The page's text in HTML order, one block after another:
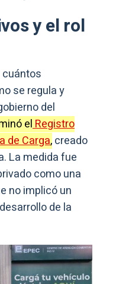
y el rol
se regula y
del
elRegistro
de Carga,creado
La medida fue
como una
no implicó un
de la